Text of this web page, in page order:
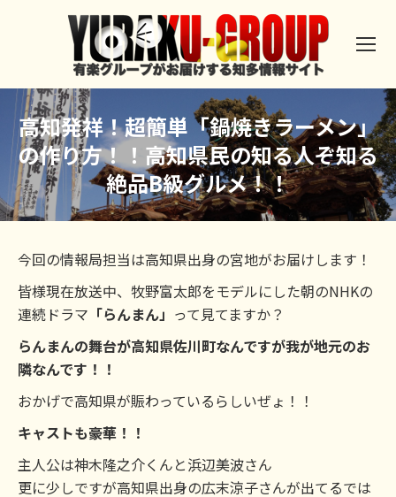
高知発祥！超簡単「鍋焼きラーメン」
の作り方！！高知県民の知る人ぞ知る
絶品B級グルメ！！
今回の情報局担当は高知県出身の宮地がお届けします！
皆様現在放送中、牧野富太郎をモデルにした朝のNHKの
連続ドラマ 「らんまん」 って見てますか？
らんまんの舞台が高知県佐川町なんですが我が地元のお
隣なんです！！
おかげで高知県が賑わっているらしいぜょ！！
キャストも豪華！！
主人公は神木隆之介くんと浜辺美波さん
更に少しですが高知県出身の広末涼子さんが出てるでは